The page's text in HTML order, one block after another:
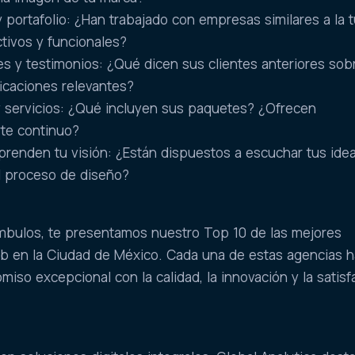
portafolio: ¿Han trabajado con empresas similares a la
y funcionales?
y testimonios: ¿Qué dicen sus clientes anteriores
relevantes?
¿Qué incluyen sus paquetes? ¿Ofrecen
continuo?
tu visión: ¿Están dispuestos a escuchar tus
de diseño?
te presentamos nuestro Top 10 de las mejores
en la Ciudad de México. Cada una de estas agencias
excepcional con la calidad, la innovación y la